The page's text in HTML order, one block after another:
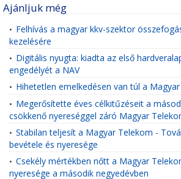
Ajánljuk még
• Felhívás a magyar kkv-szektor
kezelésére
• Digitális nyugta: kiadta az első
engedélyét a NAV
• Hihetetlen emelkedésen van túl a
• Megerősítette éves célkitűzéseit a
csökkenő nyereséggel záró Magyar
• Stabilan teljesít a Magyar Telekom -
bevétele és nyeresége
• Csekély mértékben nőtt a Magyar
nyeresége a második negyedévben